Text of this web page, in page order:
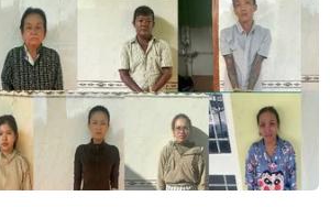
với giao dịch toàn thị trường đạt hơn
đương hơn 1,2 tỷ cổ phiếu.